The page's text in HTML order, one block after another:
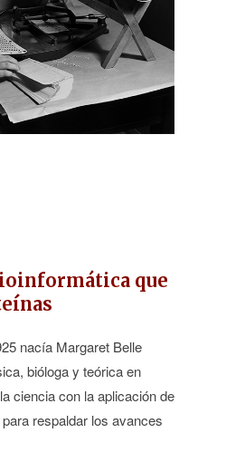
que
nacía Margaret Belle
bióloga y teórica en
ciencia con la aplicación de
respaldar los avances